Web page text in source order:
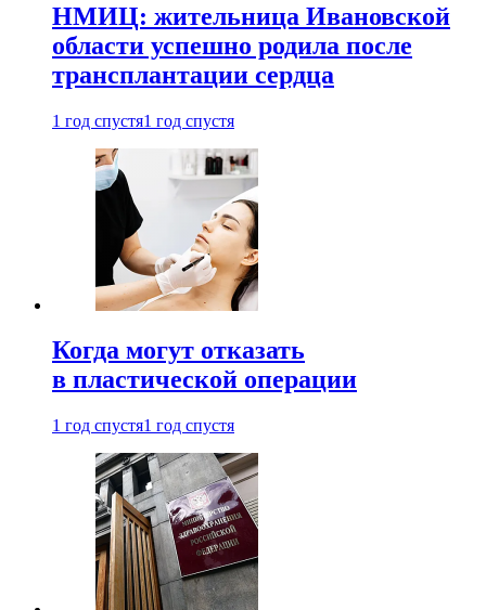
НМИЦ: жительница Ивановской
области успешно родила после
трансплантации сердца
1 год спустя1 год спустя
Когда могут отказать
в пластической операции
1 год спустя1 год спустя